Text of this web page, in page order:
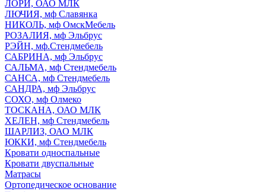
ЛОРИ, ОАО МЛК
ЛЮЧИЯ, мф Славянка
НИКОЛЬ, мф ОмскМебель
РОЗАЛИЯ, мф Эльбрус
РЭЙН, мф.Стендмебель
САБРИНА, мф Эльбрус
САЛЬМА, мф Стендмебель
САНСА, мф Стендмебель
САНДРА, мф Эльбрус
СОХО, мф Олмеко
ТОСКАНА, ОАО МЛК
ХЕЛЕН, мф Стендмебель
ШАРЛИЗ, ОАО МЛК
ЮККИ, мф Стендмебель
Кровати односпальные
Кровати двуспальные
Матрасы
Ортопедическое основание